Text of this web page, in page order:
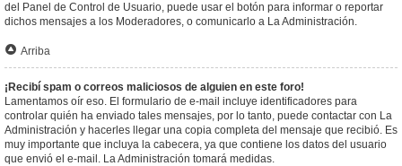
del Panel de Control de Usuario, puede usar el botón para informar o reportar
dichos mensajes a los Moderadores, o comunicarlo a La Administración.
Arriba
¡Recibí spam o correos maliciosos de alguien en este foro!
Lamentamos oír eso. El formulario de e-mail incluye identificadores para
controlar quién ha enviado tales mensajes, por lo tanto, puede contactar con La
Administración y hacerles llegar una copia completa del mensaje que recibió. Es
muy importante que incluya la cabecera, ya que contiene los datos del usuario
que envió el e-mail. La Administración tomará medidas.